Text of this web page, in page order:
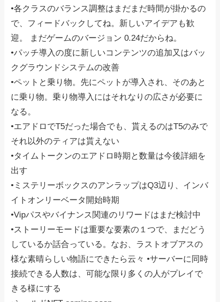
•各クラスのバランス調整はまだまだ時間が掛かるの
で、フィードバックしてね。新しいアイデアも歓
迎。 まだゲームのバージョン 0.24だからね。
•パッチ導入の度に新しいコンテンツの追加又はバッ
クグラウンドシステムの改善
•ペットと乗り物。先にペットが導入され、そのあと
に乗り物。乗り物導入にはそれなりの広さが必要に
なる。
•エアドロでT5だった場合でも、貰えるのはT5のみで
それ以外のティアは貰えない
•タイムトークンのエアドロ時期と数量は今後詳細を
出す
•ミステリーボックスのアンラップはQ3辺り、インバ
イトオンリーベータ開始時期
•Vipパスやバイナンス関連のリワードはまだ検討中
•ストーリーモードは重要な要素の１つで、まだどう
しているか話合っている。なお、ラストオブアスの
様な素晴らしい物語にできたら云々 •サーバーに同時
接続できる人数は、可能な限り多くの人がプレイで
きる様にする